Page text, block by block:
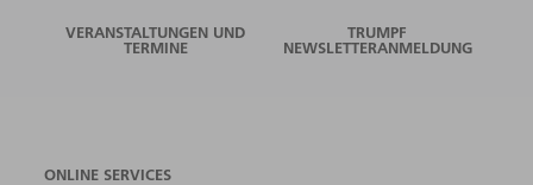
VERANSTALTUNGEN UND
TERMINE
TRUMPF
NEWSLETTERANMELDUNG
ONLINE SERVICES